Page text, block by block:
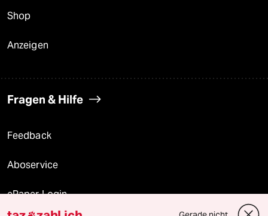
Shop
Anzeigen
Fragen & Hilfe
Feedback
Aboservice
ePaper Login